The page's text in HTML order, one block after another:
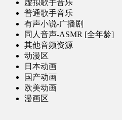
虚拟歌手音乐
普通歌手音乐
有声小说-广播剧
同人音声-ASMR [全年龄]
其他音频资源
动漫区
日本动画
国产动画
欧美动画
漫画区